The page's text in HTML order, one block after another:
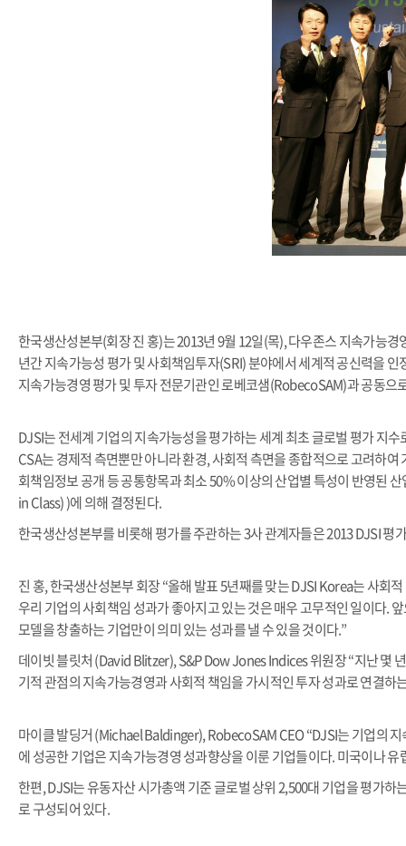
한국생산성본부(회장 진 홍)는 2013년 9월 12일(목), 다우존스 지속가능
년간 지속가능성 평가 및 사회책임투자(SRI) 분야에서 세계적 공신력을
지속가능경영 평가 및 투자 전문기관인 로베코샘(RobecoSAM)과 공동
DJSI는 전세계 기업의 지속가능성을 평가하는 세계 최초 글로벌 평가
CSA는 경제적 측면뿐만 아니라 환경, 사회적 측면을 종합적으로 고려하
회책임정보 공개 등 공통항목과 최소 50% 이상의 산업별 특성이 반영된
in Class) )에 의해 결정된다.
한국생산성본부를 비롯해 평가를 주관하는 3사 관계자들은 2013 DJSI 평
진 홍, 한국생산성본부 회장 “올해 발표 5년째를 맞는 DJSI Korea는 사회
우리 기업의 사회책임 성과가 좋아지고 있는 것은 매우 고무적인 일이다.
모델을 창출하는 기업만이 의미 있는 성과를 낼 수 있을 것이다.”
데이빗 블릿처 (David Blitzer), S&P Dow Jones Indices 위원장 “지난 몇
기적 관점의 지속가능경영과 사회적 책임을 가시적인 투자 성과로 연결
마이클 발딩거 (Michael Baldinger), RobecoSAM CEO “DJSI는 기업의
에 성공한 기업은 지속가능경영 성과향상을 이룬 기업들이다. 미국이나
한편, DJSI는 유동자산 시가총액 기준 글로벌 상위 2,500대 기업을 평가
로 구성되어 있다.